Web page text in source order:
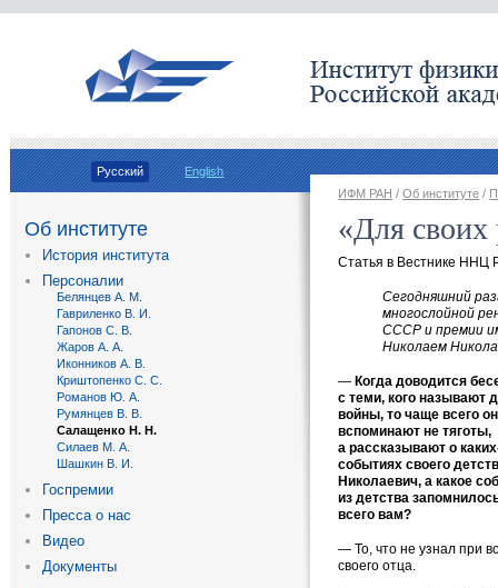
Русский English
Об институте
История института
Персоналии
Белянцев А. М.
Гавриленко В. И.
Гапонов С. В.
Жаров А. А.
Иконников А. В.
Криштопенко С. С.
Романов Ю. А.
Румянцев В. В.
Салащенко Н. Н.
Силаев М. А.
Шашкин В. И.
Госпремии
Пресса о нас
Видео
Документы
ИФМ РАН /Об институте /
«Для своих
Статья в Вестнике ННЦ
Сегодняшний
многослойной
СССР и премии
Николаем
— Когда доводится
с теми, кого на­зывают
войны, то чаще всего
вспомина­ют не тяготы,
а рассказыва­ют о
событи­ях своего
Николаевич, а какое
из детства
всего вам?
— То, что не узнал при
своего отца.